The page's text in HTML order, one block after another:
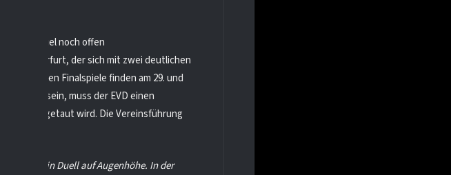
drittes Spiel noch offen
EHC Erfurt, der sich mit zwei deutlichen
beiden Finalspiele finden am 29. und
sein, muss der EVD einen
Eis abgetaut wird. Die Vereinsführung
„Das wird ein Duell auf Augenhöhe. In der